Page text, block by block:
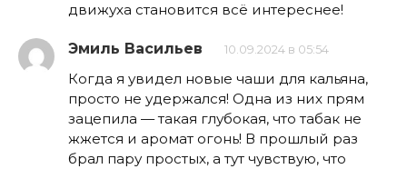
движуха становится всё интереснее!
Эмиль Васильев 10.09.2024 в 05:54
Когда я увидел новые чаши для кальяна,
просто не удержался! Одна из них прям
зацепила — такая глубокая, что табак не
жжется и аромат огонь! В прошлый раз
брал пару простых, а тут чувствую, что